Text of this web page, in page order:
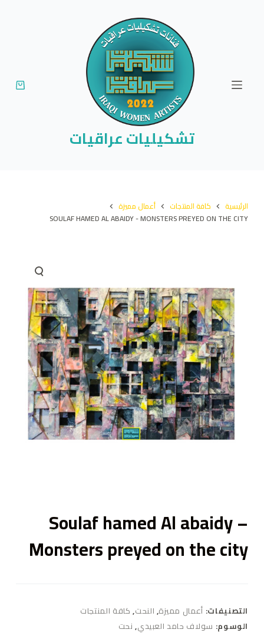
تشكيليات عراقيات
الرئيسية كافة المنتجات
أعمال مميزة
SOULAF HAMED AL ABAIDY - MONSTERS PREYED ON THE CITY
Soulaf hamed Al abaidy –
Monsters preyed on the city
التصنيفات: أعمال مميزة, النحت, كافة المنتجات
الوسوم: سولاف حامد العبيدي, نحت